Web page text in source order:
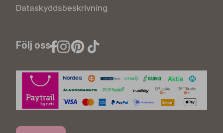
Dataskyddsbeskrivning
Följ oss